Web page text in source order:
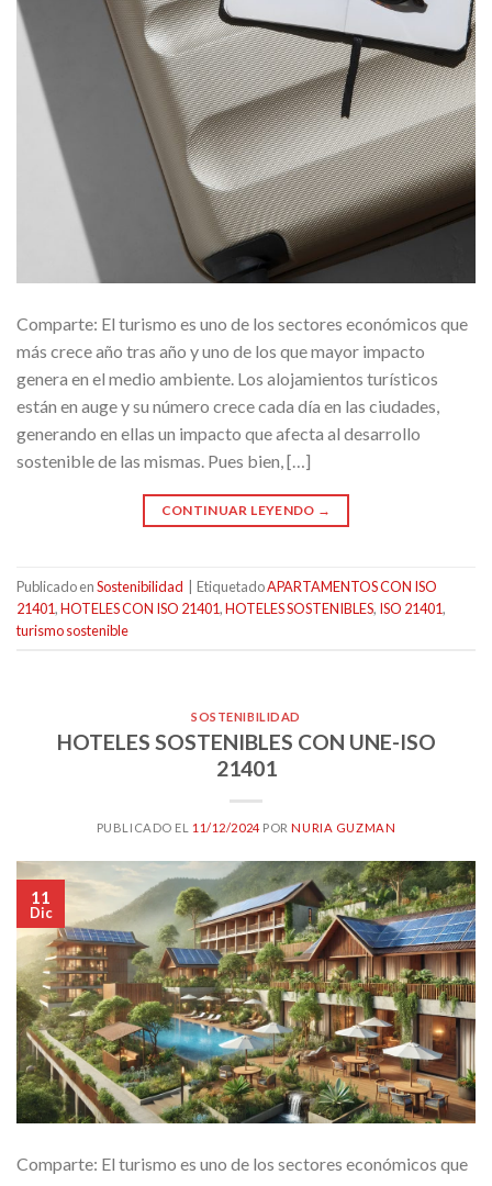
Comparte: El turismo es uno de los sectores económicos que
más crece año tras año y uno de los que mayor impacto
genera en el medio ambiente. Los alojamientos turísticos
están en auge y su número crece cada día en las ciudades,
generando en ellas un impacto que afecta al desarrollo
sostenible de las mismas. Pues bien, […]
CONTINUAR LEYENDO →
Publicado enSostenibilidad EtiquetadoAPARTAMENTOS CON ISO
21401,HOTELES CON ISO 21401,HOTELES SOSTENIBLES, ISO 21401,
turismo sostenible
SOSTENIBILIDAD
HOTELES SOSTENIBLES CON UNE-ISO
21401
PUBLICADO EL 11/12/2024PORNURIA GUZMAN
11
Dic
Comparte: El turismo es uno de los sectores económicos que